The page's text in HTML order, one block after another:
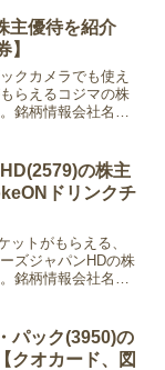
主優待を紹介
】
クカメラでも使え
らえるコジマの株
銘柄情報会社名：
：2月末日、8月末
の株主
ドリンクチ
ットがもらえる、
ズジャパンHDの株
銘柄情報会社名：
9月5日現在)優待...
パック(3950)の
クオカード、図